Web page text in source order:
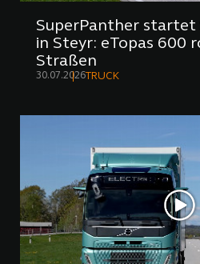
SuperPanther startet
in Steyr: eTopas 600
Straßen
30.07.2026TRUCK